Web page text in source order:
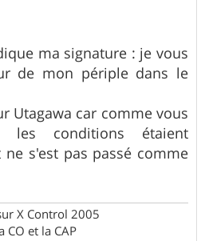
ma signature : je vous
de mon périple dans le
Utagawa car comme vous
conditions étaient
s'est pas passé comme
X Control 2005
et la CAP